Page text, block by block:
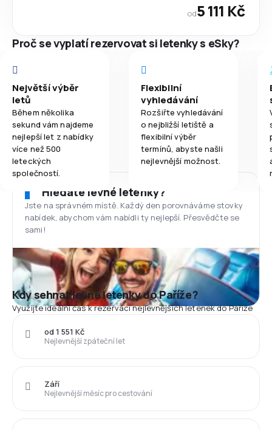
od5 111 Kč
Proč se vyplatí rezervovat si letenky s eSky?
Největší výběr
letů
Během několika
sekund vám najdeme
nejlepší let z nabídky
více než 500
leteckých
společností.
Flexibilní
vyhledávání
Rozšiřte vyhledávání
o nejbližší letiště a
flexibilní výběr
termínů, abyste našli
nejlevnější možnost.
Hledáte levné letenky?
Jste na správném místě. Každý den porovnáváme stovky
nabídek, abychom vám nabídli ty nejlepší. Přesvědčte se
sami!
Kdy sehnat levné letenky do Paříže?
Využijte ideální čas k rezervaci nejlevnějších letenek do Paříže
Nejlevnější zpáteční let
od 1 551 Kč
Nejlevnější měsíc pro cestování
Září